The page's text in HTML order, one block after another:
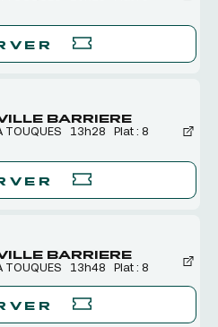
BARRIERE
TOUQUES
13h28 Plat : 8
BARRIERE
TOUQUES
13h48 Plat : 8